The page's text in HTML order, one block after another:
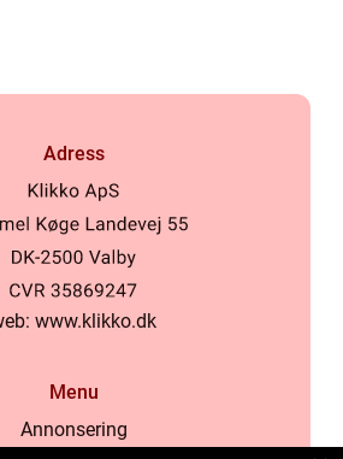
Adress
www.klikko.dk
Menu
Annonsering